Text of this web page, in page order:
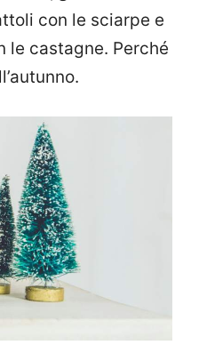
con le sciarpe e
le castagne. Perché